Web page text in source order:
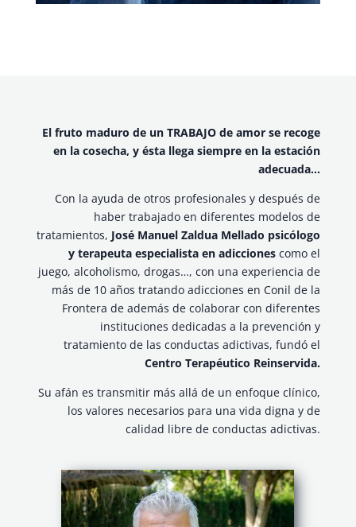
El fruto maduro de un TRABAJO de amor se recoge
en la cosecha, y ésta llega siempre en la estación
adecuada…
Con la ayuda de otros profesionales y después de
haber trabajado en diferentes modelos de
tratamientos, José Manuel Zaldua Mellado psicólogo
y terapeuta especialista en adicciones como el
juego, alcoholismo, drogas…, con una experiencia de
más de 10 años tratando adicciones en Conil de la
Frontera de además de colaborar con diferentes
instituciones dedicadas a la prevención y
tratamiento de las conductas adictivas, fundó el
Centro Terapéutico Reinservida.
Su afán es transmitir más allá de un enfoque clínico,
los valores necesarios para una vida digna y de
calidad libre de conductas adictivas.